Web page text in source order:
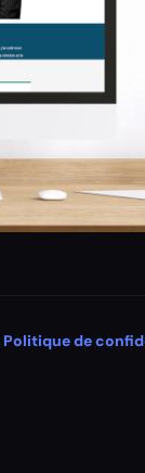
Politique de